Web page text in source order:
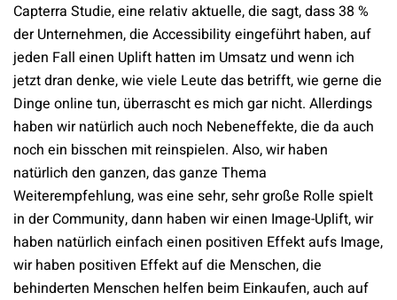
Capterra Studie, eine relativ aktuelle, die sagt, dass 38 %
der Unternehmen, die Accessibility eingeführt haben, auf
jeden Fall einen Uplift hatten im Umsatz und wenn ich
jetzt dran denke, wie viele Leute das betrifft, wie gerne die
Dinge online tun, überrascht es mich gar nicht. Allerdings
haben wir natürlich auch noch Nebeneffekte, die da auch
noch ein bisschen mit reinspielen. Also, wir haben
natürlich den ganzen, das ganze Thema
Weiterempfehlung, was eine sehr, sehr große Rolle spielt
in der Community, dann haben wir einen Image-Uplift, wir
haben natürlich einfach einen positiven Effekt aufs Image,
wir haben positiven Effekt auf die Menschen, die
behinderten Menschen helfen beim Einkaufen, auch auf